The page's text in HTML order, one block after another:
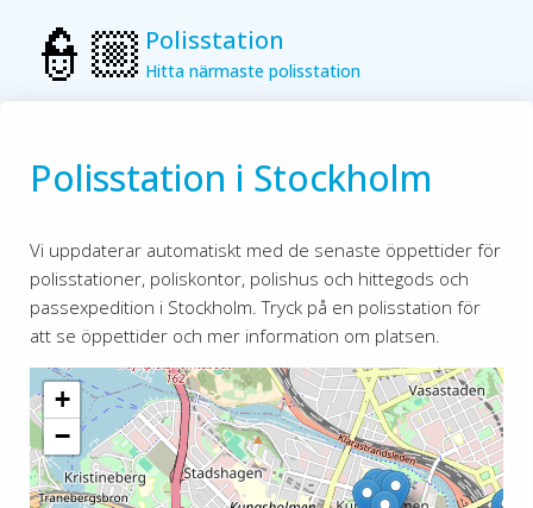
Polisstation
Hitta närmaste polisstation
Polisstation i Stockholm
Vi uppdaterar automatiskt med de senaste öppettider för
polisstationer, poliskontor, polishus och hittegods och
passexpedition i Stockholm. Tryck på en polisstation för
att se öppettider och mer information om platsen.
+
−